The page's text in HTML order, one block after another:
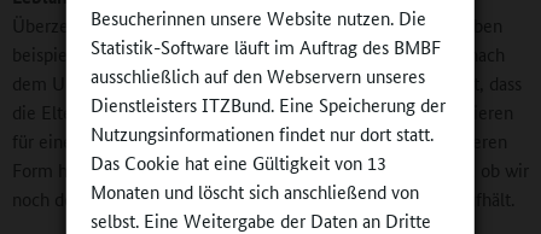
Besucherinnen unsere Website nutzen. Die
Statistik-Software läuft im Auftrag des BMBF
ausschließlich auf den Webservern unseres
Dienstleisters ITZBund. Eine Speicherung der
Nutzungsinformationen findet nur dort statt.
Das Cookie hat eine Gültigkeit von 13
Monaten und löscht sich anschließend von
selbst. Eine Weitergabe der Daten an Dritte
Überzeugung, dass sie mit der Zeit gehen müssen. Wir erleben
beispielsweise einen Umbruch beim Umgang mit der Zeit nach
dem Unterricht. Manche sind nach wie vor daran interessiert, dass
die Eltern festlegen, woran ihr Kind teilnimmt. Andere plädieren
für eine größere Freiheit der Kinder. Vor dieser etwas offeneren
Form haben manche Eltern gewisse Ängste. Sie fragen sich, ob wir
noch den Überblick behalten, wo sich ein einzelnes Kind aufhält.